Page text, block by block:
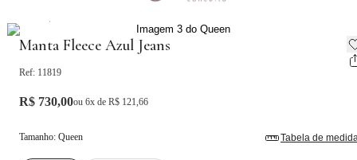
Manta Fleece Azul Jeans
Ref: 11819
R$ 730,00ou 6x de R$ 121,66
Tamanho: Queen Tabela de